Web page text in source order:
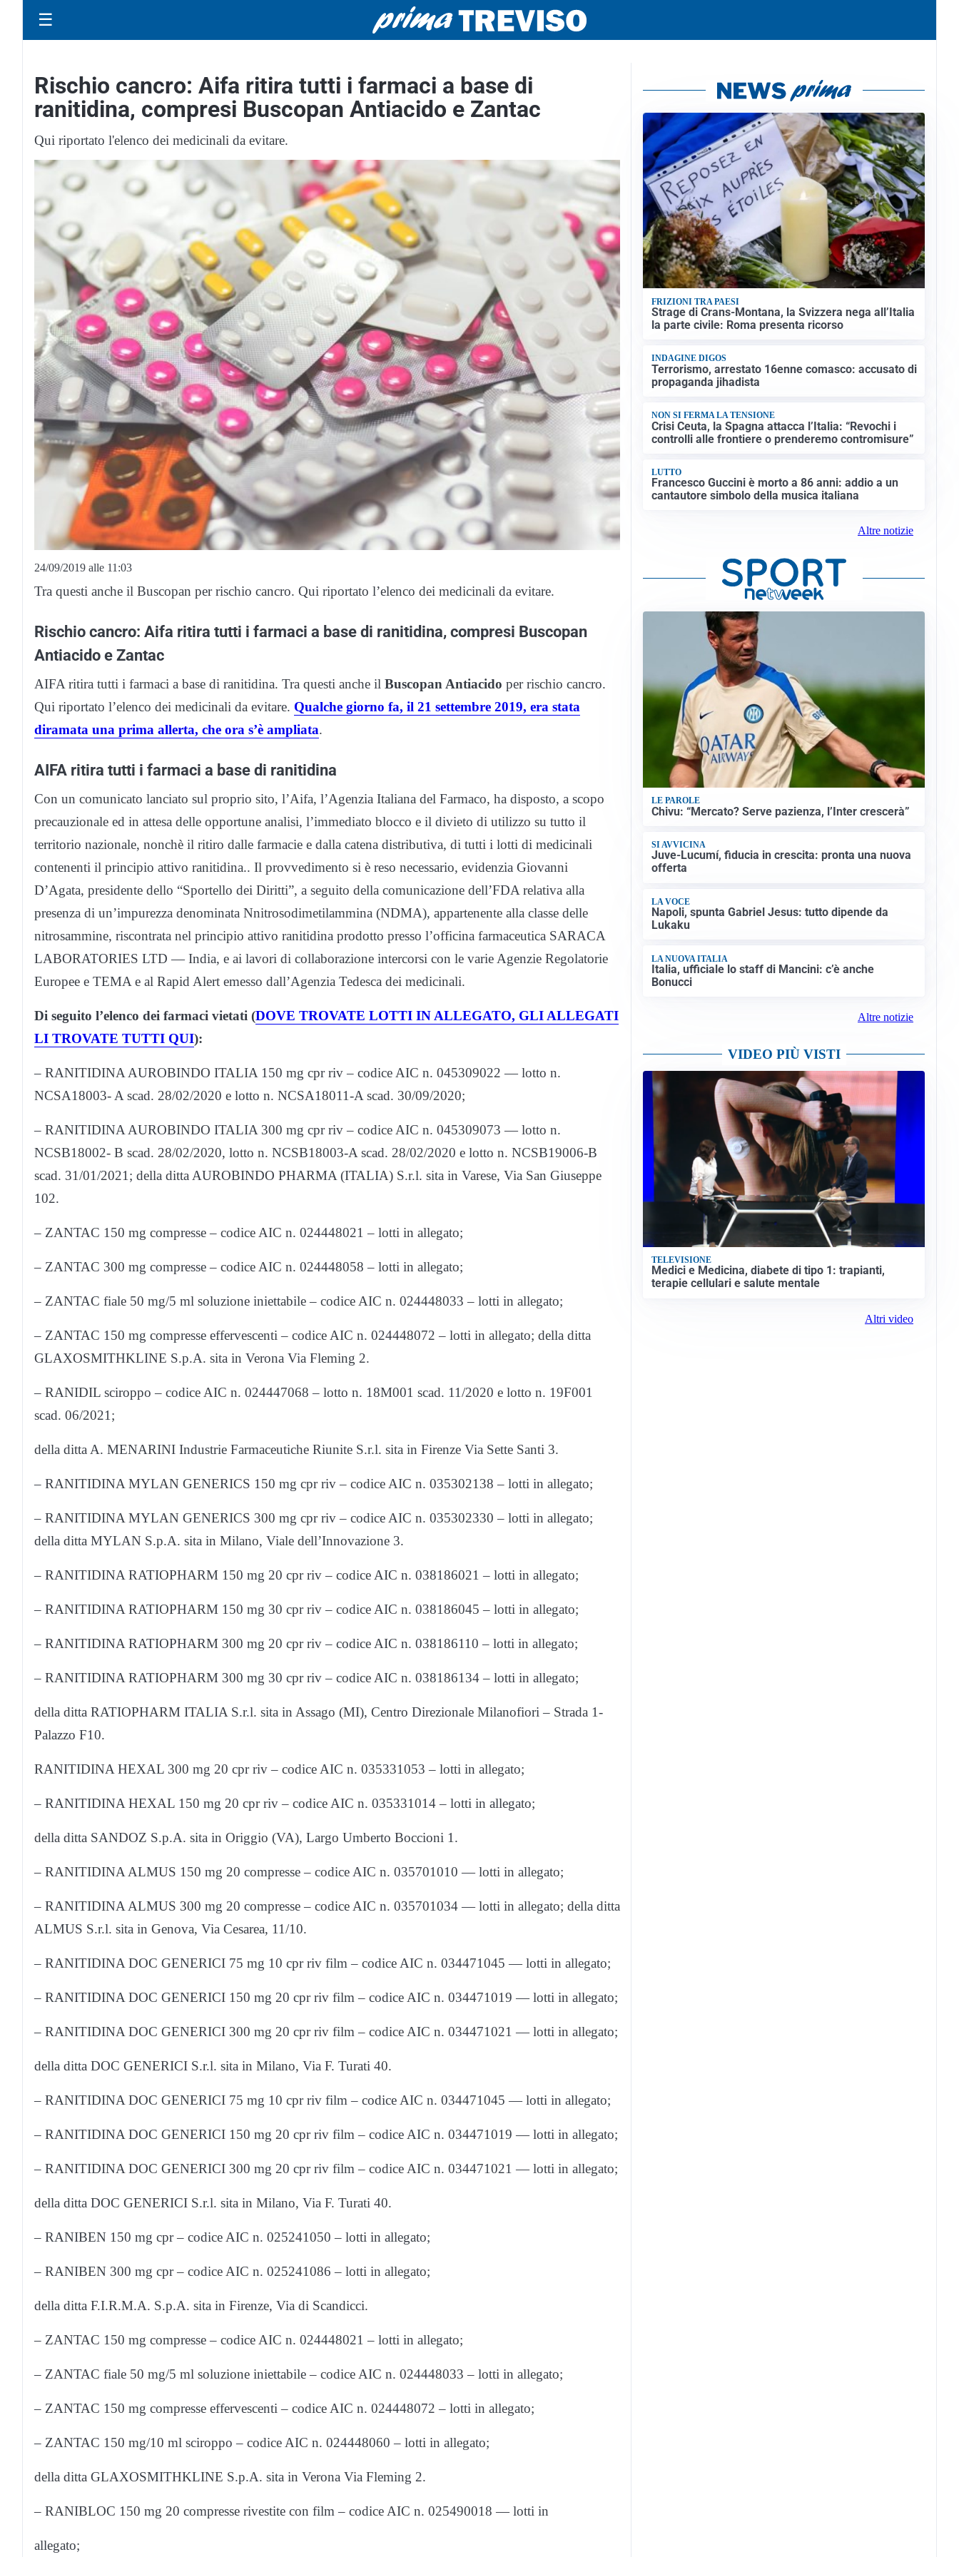
☰
Rischio cancro: Aifa ritira tutti i farmaci a base di
ranitidina, compresi Buscopan Antiacido e Zantac
Qui riportato l'elenco dei medicinali da evitare.
24/09/2019 alle 11:03
Tra questi anche il Buscopan per rischio cancro. Qui riportato l’elenco dei medicinali da evitare.
Rischio cancro: Aifa ritira tutti i farmaci a base di ranitidina, compresi Buscopan
Antiacido e Zantac
AIFA ritira tutti i farmaci a base di ranitidina. Tra questi anche il Buscopan Antiacido per rischio cancro.
Qui riportato l’elenco dei medicinali da evitare. Qualche giorno fa, il 21 settembre 2019, era stata
diramata una prima allerta, che ora s’è ampliata.
AIFA ritira tutti i farmaci a base di ranitidina
Con un comunicato lanciato sul proprio sito, l’Aifa, l’Agenzia Italiana del Farmaco, ha disposto, a scopo
precauzionale ed in attesa delle opportune analisi, l’immediato blocco e il divieto di utilizzo su tutto il
territorio nazionale, nonchè il ritiro dalle farmacie e dalla catena distributiva, di tutti i lotti di medicinali
contenenti il principio attivo ranitidina.. Il provvedimento si è reso necessario, evidenzia Giovanni
D’Agata, presidente dello “Sportello dei Diritti”, a seguito della comunicazione dell’FDA relativa alla
presenza di un’impurezza denominata Nnitrosodimetilammina (NDMA), appartenente alla classe delle
nitrosammine, riscontrata nel principio attivo ranitidina prodotto presso l’officina farmaceutica SARACA
LABORATORIES LTD — India, e ai lavori di collaborazione intercorsi con le varie Agenzie Regolatorie
Europee e TEMA e al Rapid Alert emesso dall’Agenzia Tedesca dei medicinali.
Di seguito l’elenco dei farmaci vietati (DOVE TROVATE LOTTI IN ALLEGATO, GLI ALLEGATI
LI TROVATE TUTTI QUI):
– RANITIDINA AUROBINDO ITALIA 150 mg cpr riv – codice AIC n. 045309022 — lotto n.
NCSA18003- A scad. 28/02/2020 e lotto n. NCSA18011-A scad. 30/09/2020;
– RANITIDINA AUROBINDO ITALIA 300 mg cpr riv – codice AIC n. 045309073 — lotto n.
NCSB18002- B scad. 28/02/2020, lotto n. NCSB18003-A scad. 28/02/2020 e lotto n. NCSB19006-B
scad. 31/01/2021; della ditta AUROBINDO PHARMA (ITALIA) S.r.l. sita in Varese, Via San Giuseppe
102.
– ZANTAC 150 mg compresse – codice AIC n. 024448021 – lotti in allegato;
– ZANTAC 300 mg compresse – codice AIC n. 024448058 – lotti in allegato;
– ZANTAC fiale 50 mg/5 ml soluzione iniettabile – codice AIC n. 024448033 – lotti in allegato;
– ZANTAC 150 mg compresse effervescenti – codice AIC n. 024448072 – lotti in allegato; della ditta
GLAXOSMITHKLINE S.p.A. sita in Verona Via Fleming 2.
– RANIDIL sciroppo – codice AIC n. 024447068 – lotto n. 18M001 scad. 11/2020 e lotto n. 19F001
scad. 06/2021;
della ditta A. MENARINI Industrie Farmaceutiche Riunite S.r.l. sita in Firenze Via Sette Santi 3.
– RANITIDINA MYLAN GENERICS 150 mg cpr riv – codice AIC n. 035302138 – lotti in allegato;
– RANITIDINA MYLAN GENERICS 300 mg cpr riv – codice AIC n. 035302330 – lotti in allegato;
della ditta MYLAN S.p.A. sita in Milano, Viale dell’Innovazione 3.
– RANITIDINA RATIOPHARM 150 mg 20 cpr riv – codice AIC n. 038186021 – lotti in allegato;
– RANITIDINA RATIOPHARM 150 mg 30 cpr riv – codice AIC n. 038186045 – lotti in allegato;
– RANITIDINA RATIOPHARM 300 mg 20 cpr riv – codice AIC n. 038186110 – lotti in allegato;
– RANITIDINA RATIOPHARM 300 mg 30 cpr riv – codice AIC n. 038186134 – lotti in allegato;
della ditta RATIOPHARM ITALIA S.r.l. sita in Assago (MI), Centro Direzionale Milanofiori – Strada 1-
Palazzo F10.
RANITIDINA HEXAL 300 mg 20 cpr riv – codice AIC n. 035331053 – lotti in allegato;
– RANITIDINA HEXAL 150 mg 20 cpr riv – codice AIC n. 035331014 – lotti in allegato;
della ditta SANDOZ S.p.A. sita in Origgio (VA), Largo Umberto Boccioni 1.
– RANITIDINA ALMUS 150 mg 20 compresse – codice AIC n. 035701010 — lotti in allegato;
– RANITIDINA ALMUS 300 mg 20 compresse – codice AIC n. 035701034 — lotti in allegato; della ditta
ALMUS S.r.l. sita in Genova, Via Cesarea, 11/10.
– RANITIDINA DOC GENERICI 75 mg 10 cpr riv film – codice AIC n. 034471045 — lotti in allegato;
– RANITIDINA DOC GENERICI 150 mg 20 cpr riv film – codice AIC n. 034471019 — lotti in allegato;
– RANITIDINA DOC GENERICI 300 mg 20 cpr riv film – codice AIC n. 034471021 — lotti in allegato;
della ditta DOC GENERICI S.r.l. sita in Milano, Via F. Turati 40.
– RANITIDINA DOC GENERICI 75 mg 10 cpr riv film – codice AIC n. 034471045 — lotti in allegato;
– RANITIDINA DOC GENERICI 150 mg 20 cpr riv film – codice AIC n. 034471019 — lotti in allegato;
– RANITIDINA DOC GENERICI 300 mg 20 cpr riv film – codice AIC n. 034471021 — lotti in allegato;
della ditta DOC GENERICI S.r.l. sita in Milano, Via F. Turati 40.
– RANIBEN 150 mg cpr – codice AIC n. 025241050 – lotti in allegato;
– RANIBEN 300 mg cpr – codice AIC n. 025241086 – lotti in allegato;
della ditta F.I.R.M.A. S.p.A. sita in Firenze, Via di Scandicci.
– ZANTAC 150 mg compresse – codice AIC n. 024448021 – lotti in allegato;
– ZANTAC fiale 50 mg/5 ml soluzione iniettabile – codice AIC n. 024448033 – lotti in allegato;
– ZANTAC 150 mg compresse effervescenti – codice AIC n. 024448072 – lotti in allegato;
– ZANTAC 150 mg/10 ml sciroppo – codice AIC n. 024448060 – lotti in allegato;
della ditta GLAXOSMITHKLINE S.p.A. sita in Verona Via Fleming 2.
– RANIBLOC 150 mg 20 compresse rivestite con film – codice AIC n. 025490018 — lotti in
allegato;
FRIZIONI TRA PAESI
Strage di Crans-Montana, la Svizzera nega all’Italia
la parte civile: Roma presenta ricorso
INDAGINE DIGOS
Terrorismo, arrestato 16enne comasco: accusato di
propaganda jihadista
NON SI FERMA LA TENSIONE
Crisi Ceuta, la Spagna attacca l’Italia: “Revochi i
controlli alle frontiere o prenderemo contromisure”
LUTTO
Francesco Guccini è morto a 86 anni: addio a un
cantautore simbolo della musica italiana
Altre notizie
LE PAROLE
Chivu: “Mercato? Serve pazienza, l’Inter crescerà”
SI AVVICINA
Juve-Lucumí, fiducia in crescita: pronta una nuova
offerta
LA VOCE
Napoli, spunta Gabriel Jesus: tutto dipende da
Lukaku
LA NUOVA ITALIA
Italia, ufficiale lo staff di Mancini: c’è anche
Bonucci
Altre notizie
VIDEO PIÙ VISTI
TELEVISIONE
Medici e Medicina, diabete di tipo 1: trapianti,
terapie cellulari e salute mentale
Altri video